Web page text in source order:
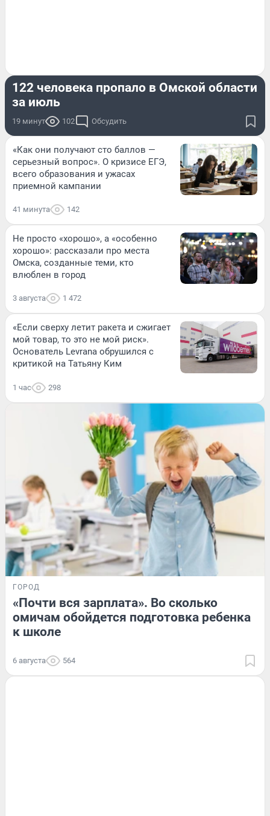
122 человека пропало в Омской области
за июль
19 минут 102 Обсудить
«Как они получают сто баллов —
серьезный вопрос». О кризисе ЕГЭ,
всего образования и ужасах
приемной кампании
41 минута 142
Не просто «хорошо», а «особенно
хорошо»: рассказали про места
Омска, созданные теми, кто
влюблен в город
3 августа 1 472
«Если сверху летит ракета и сжигает
мой товар, то это не мой риск».
Основатель Levrana обрушился с
критикой на Татьяну Ким
1 час 298
ГОРОД
«Почти вся зарплата». Во сколько
омичам обойдется подготовка ребенка
к школе
6 августа 564